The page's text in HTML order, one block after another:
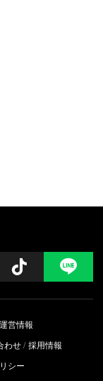
Follow
営情報
わせ 採用情報
シー